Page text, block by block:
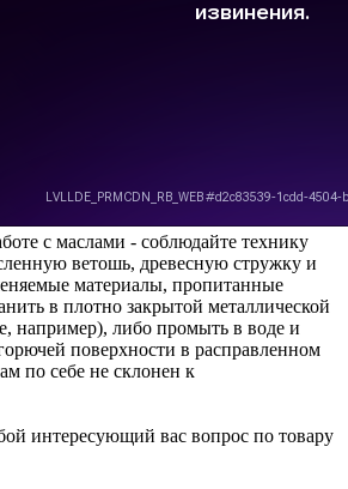
с маслами - соблюдайте технику
ветошь, древесную стружку и
материалы, пропитанные
в плотно закрытой металлической
например), либо промыть в воде и
поверхности в расправленном
по себе не склонен к
интересующий вас вопрос по товару